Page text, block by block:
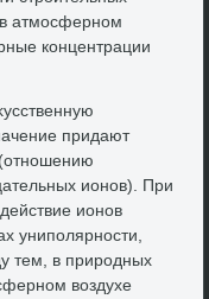
атмосферном
концентрации
придают
ионов). При
ионов
униполярности,
тем, в природных
вοздухе